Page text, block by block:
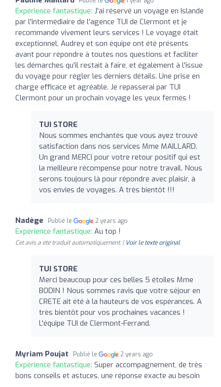
Expérience fantastique: J'ai réservé un voyage en Islande
par l'intermédiaire de l'agence TUI de Clermont et je
recommande vivement leurs services ! Le voyage était
exceptionnel, Audrey et son équipe ont été présents
avant pour répondre à toutes nos questions et faciliter
les démarches qu'il restait à faire, et également à l'issue
du voyage pour régler les derniers détails. Une prise en
charge efficace et agréable. Je repasserai par TUI
Clermont pour un prochain voyage les yeux fermés !
TUI STORE
Nous sommes enchantés que vous ayez trouvé
satisfaction dans nos services Mme MAILLARD.
Un grand MERCI pour votre retour positif qui est
la meilleure récompense pour notre travail. Nous
serons toujours là pour répondre avec plaisir, à
vos envies de voyages. A très bientôt !!!
Nadège Publié le 2 years ago
Expérience fantastique: Au top !
Cet avis a été traduit automatiquement. | Voir le texte original
TUI STORE
Merci beaucoup pour ces belles 5 étoiles Mme
BODIN ! Nous sommes ravis que votre séjour en
CRETE ait été à la hauteurs de vos espérances. A
très bientôt pour vos prochaines vacances !
L'équipe TUI de Clermont-Ferrand.
Myriam Poujat Publié le 2 years ago
Expérience fantastique: Super accompagnement, de très
bons conseils et astuces, une réponse exacte au besoin